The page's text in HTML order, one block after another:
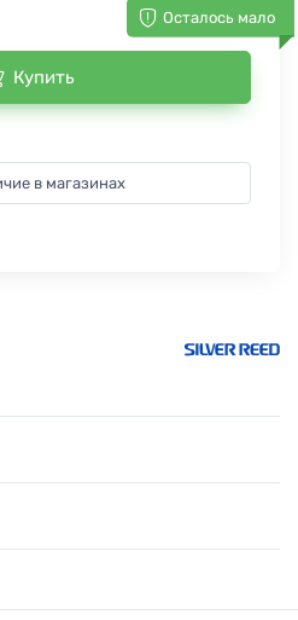
Осталось мало
Купить
в магазинах